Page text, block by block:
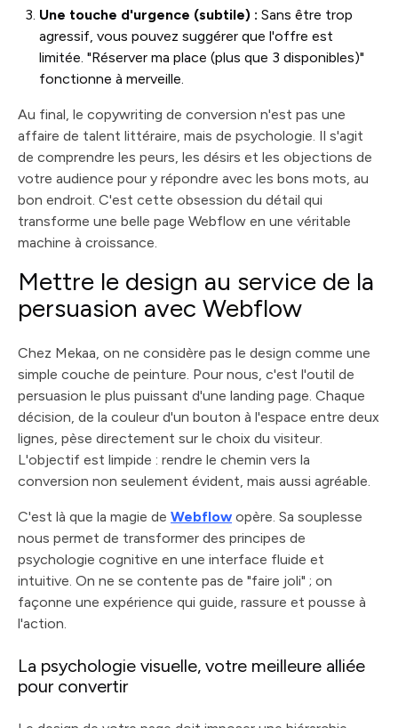
Une touche d'urgence (subtile) : Sans être trop
agressif, vous pouvez suggérer que l'offre est
limitée. "Réserver ma place (plus que 3 disponibles)"
fonctionne à merveille.
Au final, le copywriting de conversion n'est pas une
affaire de talent littéraire, mais de psychologie. Il s'agit
de comprendre les peurs, les désirs et les objections de
votre audience pour y répondre avec les bons mots, au
bon endroit. C'est cette obsession du détail qui
transforme une belle page Webflow en une véritable
machine à croissance.
Mettre le design au service de la
persuasion avec Webflow
Chez Mekaa, on ne considère pas le design comme une
simple couche de peinture. Pour nous, c'est l'outil de
persuasion le plus puissant d'une landing page. Chaque
décision, de la couleur d'un bouton à l'espace entre deux
lignes, pèse directement sur le choix du visiteur.
L'objectif est limpide : rendre le chemin vers la
conversion non seulement évident, mais aussi agréable.
C'est là que la magie de Webflow opère. Sa souplesse
nous permet de transformer des principes de
psychologie cognitive en une interface fluide et
intuitive. On ne se contente pas de "faire joli" ; on
façonne une expérience qui guide, rassure et pousse à
l'action.
La psychologie visuelle, votre meilleure alliée
pour convertir